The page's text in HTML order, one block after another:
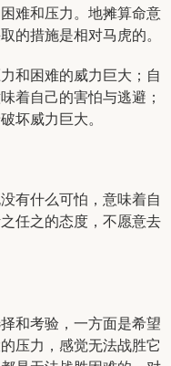
难和压力。地摊算命意
的措施是相对马虎的。
和困难的威力巨大；自
着自己的害怕与逃避；
坏威力巨大。
有什么可怕，意味着自
任之的态度，不愿意去
和考验，一方面是希望
压力，感觉无法战胜它